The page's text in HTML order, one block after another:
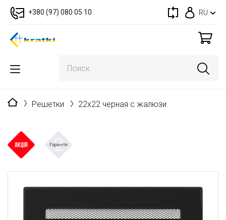
+380 (97) 080 05 10 RU
Главная
Решетки 22x22 черная с жалюзи